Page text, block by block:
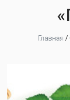
Главная /